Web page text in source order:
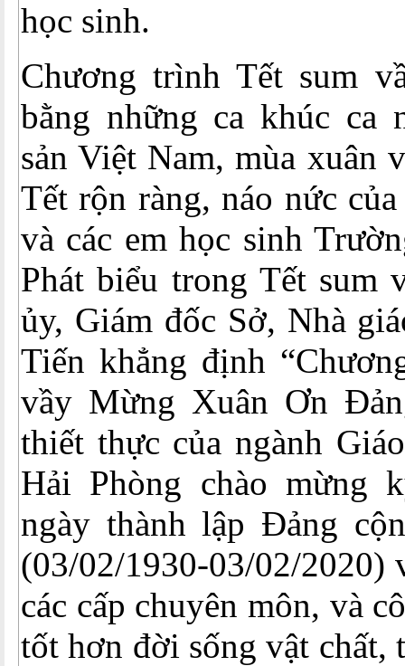
học sinh.
Chương trình Tết sum
bằng những ca khúc ca
sản Việt Nam, mùa xuân
Tết rộn ràng, náo nức
và các em học sinh
Phát biểu trong Tết sum
ủy, Giám đốc Sở, Nhà
Tiến khẳng định
vầy Mừng Xuân Ơn
thiết thực của ngành
Hải Phòng chào mừng
ngày thành lập Đảng
(03/02/1930-03/02/2020)
các cấp chuyên môn, và
tốt hơn đời sống vật chất,